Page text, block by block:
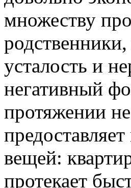
множеству
усталость и
негативный
протяжении
вещей:
протекает